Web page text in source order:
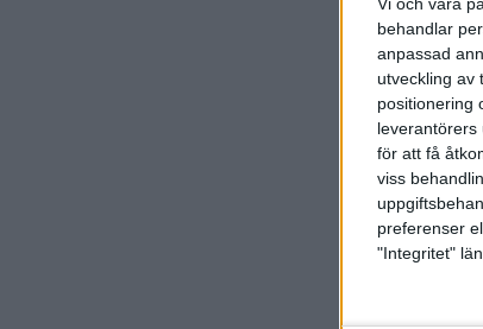
behandlar
anpassad
utveckling av
positionering
leverantörers
för att få
viss
preferenser
"Integritet"
I